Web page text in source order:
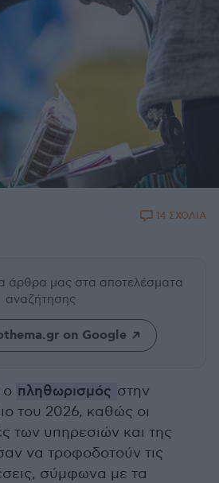
14 ΣΧΟΛΙΑ
άρθρα μας στα αποτελέσματα
αναζήτησης
on Google
ο πληθωρισμός στην
του 2026, καθώς οι
των υπηρεσιών και της
να τροφοδοτούν τις
σύμφωνα με τα